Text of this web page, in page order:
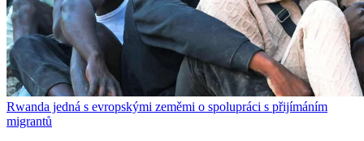
Rwanda jedná s evropskými zeměmi o spolupráci s přijímáním
migrantů